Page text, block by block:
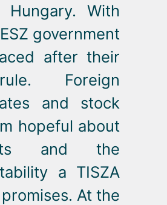
Hungary. With
government
after their
Foreign
and stock
hopeful about
and the
a TISZA
At the